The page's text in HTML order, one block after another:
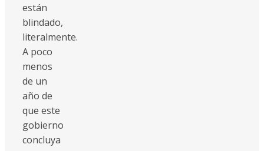
están
blindado,
literalmente.
A poco
menos
de un
año de
que este
gobierno
concluya